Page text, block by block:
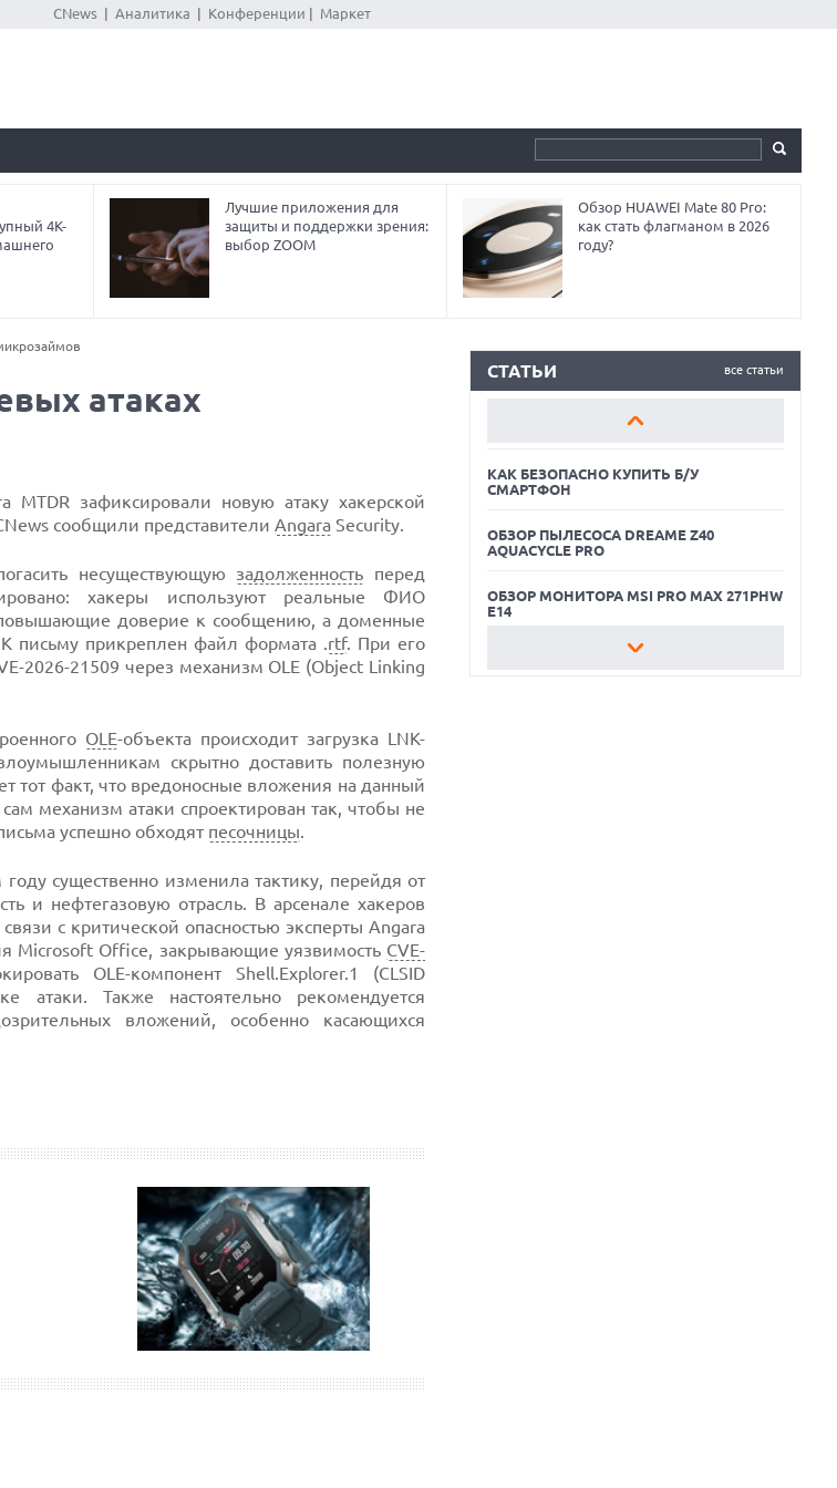
CNews| Аналитика Конференции Маркет
4K-
Лучшие приложения для
защиты и поддержки зрения:
выбор ZOOM
Обзор HUAWEI Mate 80 Pro:
как стать флагманом в 2026
году?
атаках
зафиксировали новую атаку хакерской
сообщили представители Angara Security.
несуществующую задолженность перед
хакеры используют реальные ФИО
доверие к сообщению, а доменные
письму прикреплен файл формата .rtf. При его
2026-21509 через механизм OLE (Object Linking
OLE-объекта происходит загрузка LNK-
скрытно доставить полезную
тот факт, что вредоносные вложения на данный
механизм атаки спроектирован так, чтобы не
успешно обходят песочницы.
году существенно изменила тактику, перейдя от
и нефтегазовую отрасль. В арсенале хакеров
с критической опасностью эксперты Angara
Microsoft Office, закрывающие уязвимость CVE-
OLE-компонент Shell.Explorer.1 (CLSID
атаки. Также настоятельно рекомендуется
вложений, особенно касающихся
все статьи
СТАТЬИ
КАК БЕЗОПАСНО КУПИТЬ Б/У
ОБЗОР ПЫЛЕСОСА DREAME Z40
AQUACYCLE PRO
ОБЗОР МОНИТОРА MSI PRO MAX 271PHW
КАК БЕЗОПАСНО КУПИТЬ Б/У
СМАРТФОН
ОБЗОР ПЫЛЕСОСА DREAME Z40
AQUACYCLE PRO
ОБЗОР МОНИТОРА MSI PRO MAX 271PHW
E14
КАК БЕЗОПАСНО КУПИТЬ Б/У